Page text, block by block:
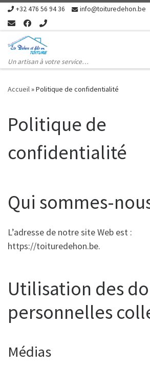
Skip to content
+32 476 56 94 36 info@toituredehon.be
Un artisan à votre service…
Accueil»Politique de confidentialité
Politique de
confidentialité
Qui sommes-
L’adresse de notre site Web est :
https://toituredehon.be.
Utilisation des
personnelles
Médias